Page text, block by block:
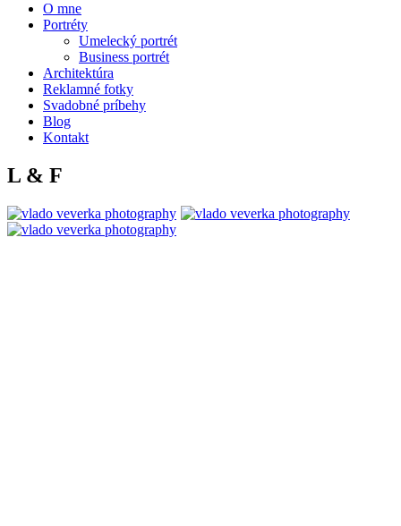
O mne
Portréty
Umelecký portrét
Business portrét
Architektúra
Reklamné fotky
Svadobné príbehy
Blog
Kontakt
L & F